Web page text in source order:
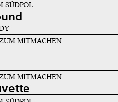
SÜDPOL
MITMACHEN
MITMACHEN